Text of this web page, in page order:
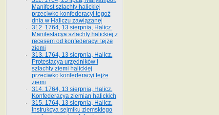
Manifest szlachty halickiej
przeciwko konfederacyi tegoż
dnia w Haliczu zawiązanej
312. 1764, 13 sierpnia, Halicz.
Manifestacya szlachty halickiej z
recesem od konfederacyi tejże
ziemi
313. 1764, 13 sierpnia, Halicz.
Protestacya urzędników i
szlachty ziemi halickiej
przeciwko konfederacyi tejże
ziemi
314. 1764, 13 sierpnia, Halicz.
Konfederacya ziemian halickich
315. 1764, 13 sierpnia, Halicz.
Instrukcya sejmiku ziemskiego